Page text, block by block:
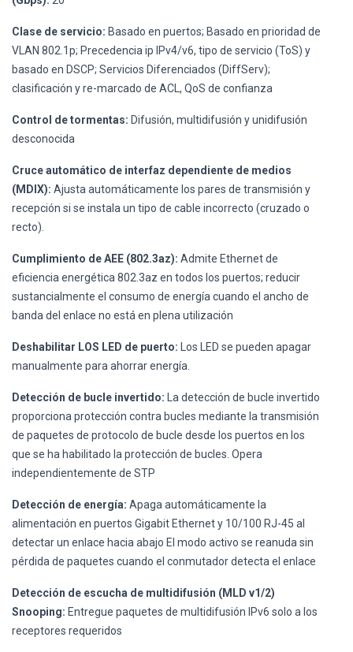
Clase de servicio: Basado en puertos; Basado en prioridad de
VLAN 802.1p; Precedencia ip IPv4/v6, tipo de servicio (ToS) y
basado en DSCP; Servicios Diferenciados (DiffServ);
clasificación y re-marcado de ACL, QoS de confianza
Control de tormentas: Difusión, multidifusión y unidifusión
desconocida
Cruce automático de interfaz dependiente de medios
(MDIX): Ajusta automáticamente los pares de transmisión y
recepción si se instala un tipo de cable incorrecto (cruzado o
recto).
Cumplimiento de AEE (802.3az): Admite Ethernet de
eficiencia energética 802.3az en todos los puertos; reducir
sustancialmente el consumo de energía cuando el ancho de
banda del enlace no está en plena utilización
Deshabilitar LOS LED de puerto: Los LED se pueden apagar
manualmente para ahorrar energía.
Detección de bucle invertido: La detección de bucle invertido
proporciona protección contra bucles mediante la transmisión
de paquetes de protocolo de bucle desde los puertos en los
que se ha habilitado la protección de bucles. Opera
independientemente de STP
Detección de energía: Apaga automáticamente la
alimentación en puertos Gigabit Ethernet y 10/100 RJ-45 al
detectar un enlace hacia abajo El modo activo se reanuda sin
pérdida de paquetes cuando el conmutador detecta el enlace
Detección de escucha de multidifusión (MLD v1/2)
Snooping: Entregue paquetes de multidifusión IPv6 solo a los
receptores requeridos